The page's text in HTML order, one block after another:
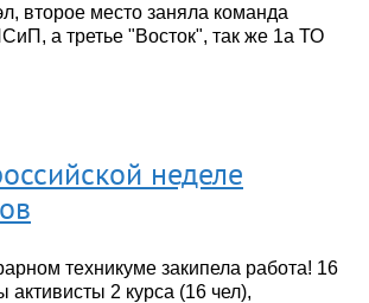
второе место заняла команда
а третье "Восток", так же 1а ТО
неделе
техникуме закипела работа! 16
активисты 2 курса (16 чел),